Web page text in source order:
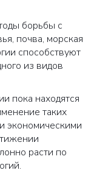
борьбы с
почва, морская
способствуют
из видов
пока находятся
таких
экономическими
расти по